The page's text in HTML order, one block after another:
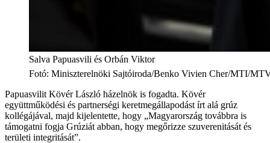
Salva Papuasvili és Orbán Viktor
Fotó: Miniszterelnöki Sajtóiroda/Benko Vivien Cher/MTI/
Papuasvilit Kövér László házelnök is fogadta. Kövér
együttműködési és partnerségi keretmegállapodást írt alá grúz
kollégájával, majd kijelentette, hogy „Magyarország továbbra is
támogatni fogja Grúziát abban, hogy megőrizze szuverenitását és
területi integritását”.